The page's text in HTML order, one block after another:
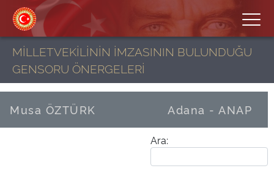
MİLLETVEKİLİNİN İMZASININ BULUNDUĞU
GENSORU ÖNERGELERİ
Musa ÖZTÜRK Adana - ANAP
Ara: